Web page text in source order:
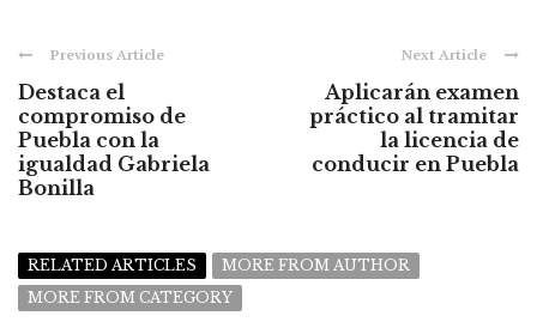
Previous Article
Destaca el
compromiso de
Puebla con la
igualdad Gabriela
Bonilla
Next Article
Aplicarán examen
práctico al tramitar
la licencia de
conducir en Puebla
RELATED ARTICLES
MORE FROM AUTHOR
MORE FROM CATEGORY